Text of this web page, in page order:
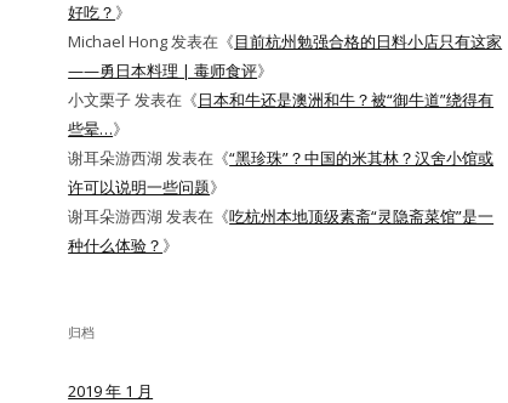
好吃？ 》
Michael Hong发表在《目前杭州勉强合格的日料小店只有这家
——勇日本料理 | 毒师食评》
小文栗子发表在《日本和牛还是澳洲和牛？被“御牛道”绕得有
些晕…》
谢耳朵游西湖 发表在《“黑珍珠”？中国的米其林？汉舍小馆或
许可以说明一些问题》
谢耳朵游西湖 发表在《吃杭州本地顶级素斋“灵隐斋菜馆”是一
种什么体验？ 》
归档
2019 年 1 月